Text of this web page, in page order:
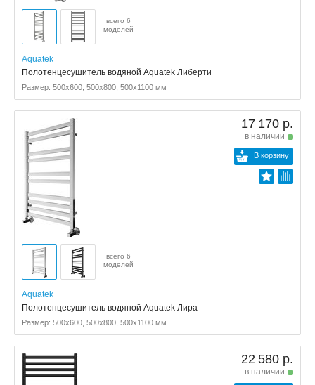
всего 6
моделей
Aquatek
Полотенцесушитель водяной Aquatek Либерти
Размер: 500x600, 500x800, 500x1100 мм
17 170 р.
в наличии
В корзину
всего 6
моделей
Aquatek
Полотенцесушитель водяной Aquatek Лира
Размер: 500x600, 500x800, 500x1100 мм
22 580 р.
в наличии